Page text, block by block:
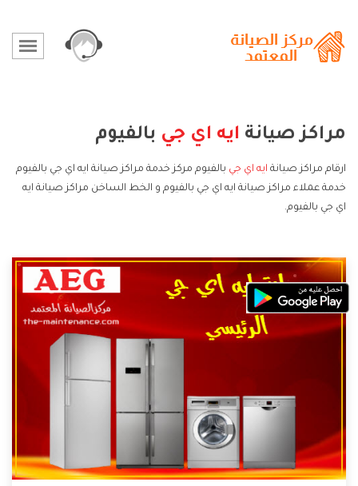
مراكز صيانة ايه اي جي بالفيوم
ارقام مراكز صيانة ايه اي جي بالفيوم مركز خدمة مراكز صيانة ايه اي جي بالفيوم
خدمة عملاء مراكز صيانة ايه اي جي بالفيوم و الخط الساخن مراكز صيانة ايه
اي جي بالفيوم.